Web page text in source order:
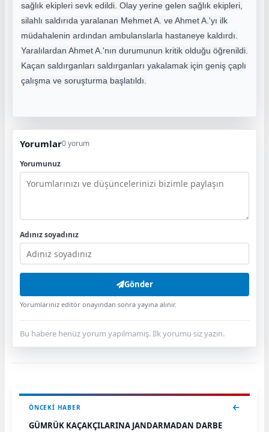
sağlık ekipleri sevk edildi. Olay yerine gelen sağlık ekipleri,
silahlı saldırıda yaralanan Mehmet A. ve Ahmet A.'yı ilk
müdahalenin ardından ambulanslarla hastaneye kaldırdı.
Yaralılardan Ahmet A.'nın durumunun kritik olduğu öğrenildi.
Kaçan saldırganları saldırganları yakalamak için geniş çaplı
çalışma ve soruşturma başlatıldı.
Yorumlar0 yorum
Yorumunuz
Adınız soyadınız
Gönder
Yorumlarınız editör onayından sonra yayına alınır.
Bu habere henüz yorum yapılmamış. İlk yorumu siz yazın.
ÖNCEKI HABER
GÜMRÜK KAÇAKÇILARINA JANDARMADAN DARBE